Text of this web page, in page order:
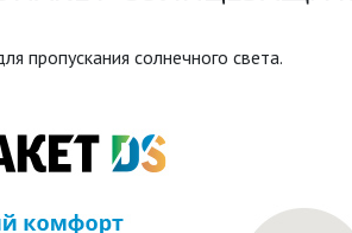
пропускания солнечного света.